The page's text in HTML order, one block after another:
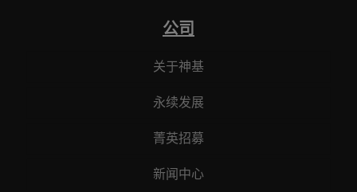
公司
关于神基
永续发展
菁英招募
新闻中心